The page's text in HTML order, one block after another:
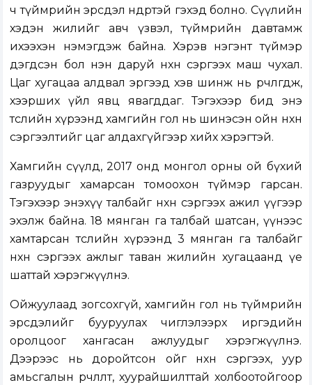
ч түймрийн эрсдэл өндөртэй гэхэд болно. Сүүлийн
хэдэн жилийг авч үзвэл, түймрийн давтамж
ихээхэн нэмэгдэж байна. Хэрэв нэгэнт түймэр
дэгдсэн бол нэн даруй нөхөн сэргээх маш чухал.
Цаг хугацаа алдвал эргээд хэв шинж нь өөрчлөгдөж,
хээрших үйл явц явагддаг. Тэгэхээр бид энэ
төслийн хүрээнд хамгийн гол нь шинэсэн ойн нөхөн
сэргээлтийг цаг алдахгүйгээр хийх хэрэгтэй.
Хамгийн сүүлд, 2017 онд монгол орны ой бүхий
газруудыг хамарсан томоохон түймэр гарсан.
Тэгэхээр энэхүү талбайг нөхөн сэргээх ажил үүгээр
эхэлж байна. 18 мянган га талбай шатсан, үүнээс
хамтарсан төслийн хүрээнд 3 мянган га талбайг
нөхөн сэргээх ажлыг таван жилийн хугацаанд үе
шаттай хэрэгжүүлнэ.
Ойжуулаад зогсохгүй, хамгийн гол нь түймрийн
эрсдэлийг бууруулах чиглэлээрх иргэдийн
оролцоог хангасан ажлуудыг хэрэгжүүлнэ.
Дээрээс нь доройтсон ойг нөхөн сэргээх, уур
амьсгалын өөрчлөлт, хуурайшилттай холбоотойгоор